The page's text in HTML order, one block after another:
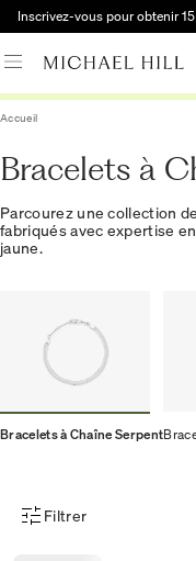
Inscrivez-vous pour obtenir 15
Accueil
Bracelets à
Parcourez une collection
fabriqués avec expertise
jaune.
Bracelets à Chaîne Serpent
Menu des filtres d'articles
Filtrer